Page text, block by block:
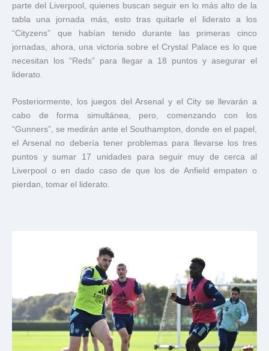
parte del Liverpool, quienes buscan seguir en lo más alto de la
tabla una jornada más, esto tras quitarle el liderato a los
“Cityzens” que habían tenido durante las primeras cinco
jornadas, ahora, una victoria sobre el Crystal Palace es lo que
necesitan los “Reds” para llegar a 18 puntos y asegurar el
liderato.
Posteriormente, los juegos del Arsenal y el City se llevarán a
cabo de forma simultánea, pero, comenzando con los
“Gunners”, se medirán ante el Southampton, donde en el papel,
el Arsenal no debería tener problemas para llevarse los tres
puntos y sumar 17 unidades para seguir muy de cerca al
Liverpool o en dado caso de que los de Anfield empaten o
pierdan, tomar el liderato.